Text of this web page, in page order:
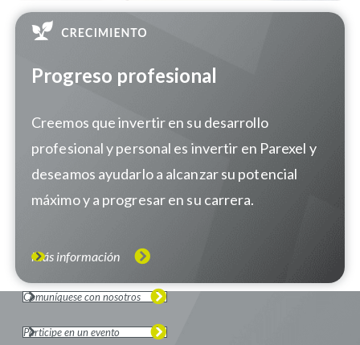
Progreso profesional
Creemos que invertir en su desarrollo
profesional y personal es invertir en Parexel y
deseamos ayudarlo a alcanzar su potencial
máximo y a progresar en su carrera.
Más información
Comuníquese con nosotros
Participe en un evento